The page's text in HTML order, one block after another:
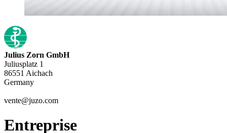
Julius Zorn GmbH
Juliusplatz 1
86551 Aichach
Germany
vente@juzo.com
Entreprise